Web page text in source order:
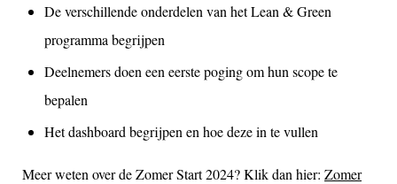
De verschillende onderdelen van het Lean & Green
programma begrijpen
Deelnemers doen een eerste poging om hun scope te
bepalen
Het dashboard begrijpen en hoe deze in te vullen
Meer weten over de Zomer Start 2024? Klik dan hier: Zomer